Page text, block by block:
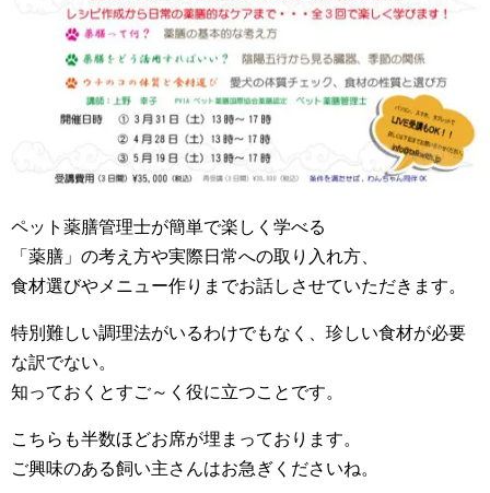
ペット薬膳管理士が簡単で楽しく学べる
「薬膳」の考え方や実際日常への取り入れ方、
食材選びやメニュー作りまでお話しさせていただきます。
特別難しい調理法がいるわけでもなく、珍しい食材が必要
な訳でない。
知っておくとすご～く役に立つことです。
こちらも半数ほどお席が埋まっております。
ご興味のある飼い主さんはお急ぎくださいね。